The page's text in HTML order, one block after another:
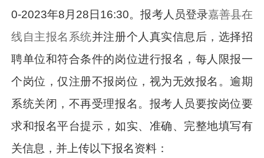
0-2023年8月28日16:30。报考人员登录嘉善县在
线自主报名系统并注册个人真实信息后，选择招
聘单位和符合条件的岗位进行报名，每人限报一
个岗位，仅注册不报岗位，视为无效报名。逾期
系统关闭，不再受理报名。报考人员要按岗位要
求和报名平台提示，如实、准确、完整地填写有
关信息，并上传以下报名资料：